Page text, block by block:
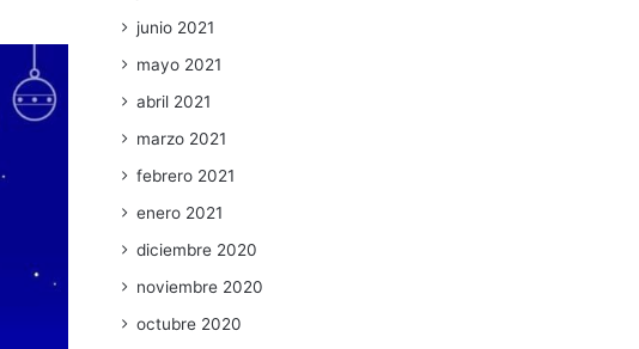
junio 2021
mayo 2021
abril 2021
marzo 2021
febrero 2021
enero 2021
diciembre 2020
noviembre 2020
octubre 2020